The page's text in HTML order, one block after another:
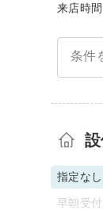
来店時間
条件
指定なし
早朝受